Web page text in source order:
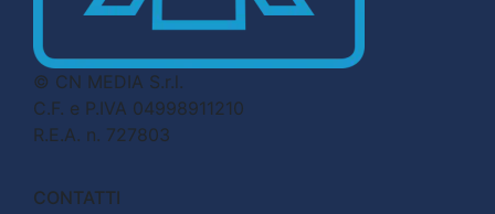
© CN MEDIA S.r.l.
C.F. e P.IVA 04998911210
R.E.A. n. 727803
CONTATTI